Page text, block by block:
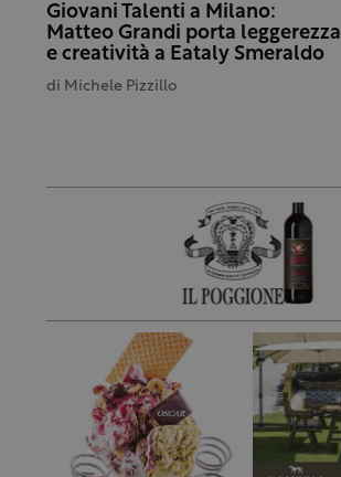
Giovani Talenti a Milano:
Matteo Grandi porta leggerezza
e creatività a Eataly Smeraldo
di Michele Pizzillo